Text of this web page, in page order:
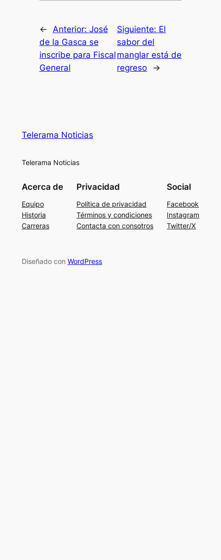
← Anterior: José
de la Gasca se
inscribe para Fiscal
General
Siguiente: El
sabor del
manglar está de
regreso
→
Telerama Noticias
Telerama Noticias
Acerca de
Equipo
Historia
Carreras
Privacidad
Política de privacidad
Términos y condiciones
Contacta con consotros
Social
Facebook
Instagram
Twitter/X
Diseñado con WordPress